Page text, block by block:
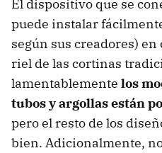
El dispositivo que se
puede instalar
según sus creadores)
riel de las cortinas
lamentablemente los
tubos y argollas están
pero el resto de los
bien. Adicionalmente,